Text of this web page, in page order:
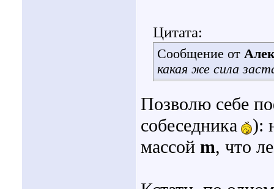
Цитата:
Сообщение от
какая же сила
Позволю себе
собеседника
):
массой m, что